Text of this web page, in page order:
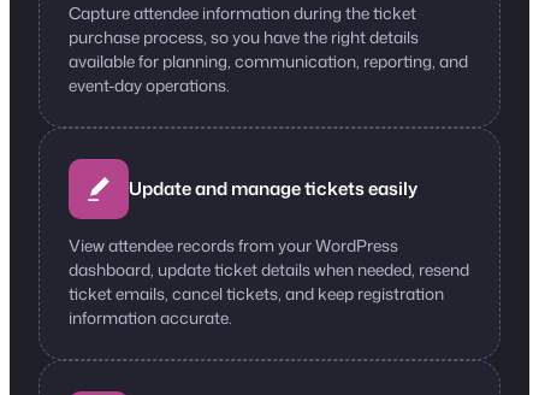
Capture attendee information during the ticket
purchase process, so you have the right details
available for planning, communication, reporting, and
event-day operations.
Update and manage tickets easily
View attendee records from your WordPress
dashboard, update ticket details when needed, resend
ticket emails, cancel tickets, and keep registration
information accurate.